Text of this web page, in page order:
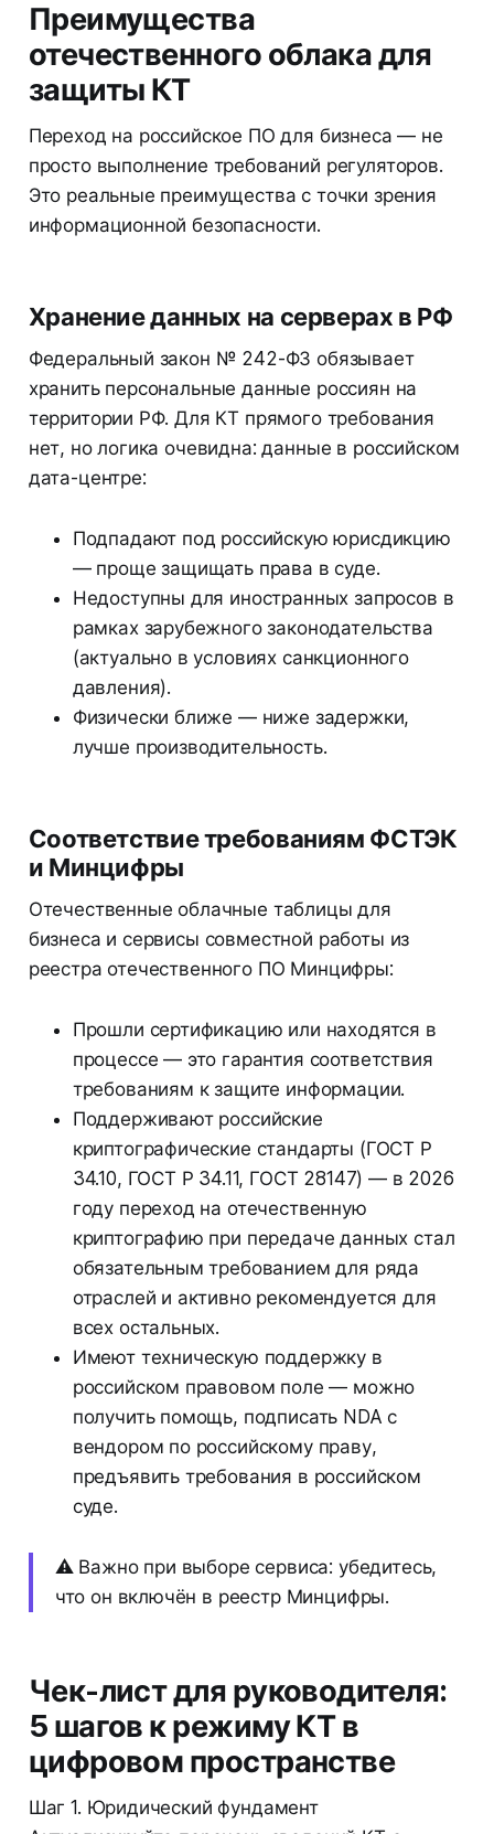
Преимущества
отечественного облака для
защиты КТ
Переход на российское ПО для бизнеса — не
просто выполнение требований регуляторов.
Это реальные преимущества с точки зрения
информационной безопасности.
Хранение данных на серверах в РФ
Федеральный закон № 242-ФЗ обязывает
хранить персональные данные россиян на
территории РФ. Для КТ прямого требования
нет, но логика очевидна: данные в российском
дата-центре:
Подпадают под российскую юрисдикцию
— проще защищать права в суде.
Недоступны для иностранных запросов в
рамках зарубежного законодательства
(актуально в условиях санкционного
давления).
Физически ближе — ниже задержки,
лучше производительность.
Соответствие требованиям ФСТЭК
и Минцифры
Отечественные облачные таблицы для
бизнеса и сервисы совместной работы из
реестра отечественного ПО Минцифры:
Прошли сертификацию или находятся в
процессе — это гарантия соответствия
требованиям к защите информации.
Поддерживают российские
криптографические стандарты (ГОСТ Р
34.10, ГОСТ Р 34.11, ГОСТ 28147) — в 2026
году переход на отечественную
криптографию при передаче данных стал
обязательным требованием для ряда
отраслей и активно рекомендуется для
всех остальных.
Имеют техническую поддержку в
российском правовом поле — можно
получить помощь, подписать NDA с
вендором по российскому праву,
предъявить требования в российском
суде.
⚠️ Важно при выборе сервиса: убедитесь,
что он включён в реестр Минцифры.
Чек-лист для руководителя:
5 шагов к режиму КТ в
цифровом пространстве
Шаг 1. Юридический фундамент